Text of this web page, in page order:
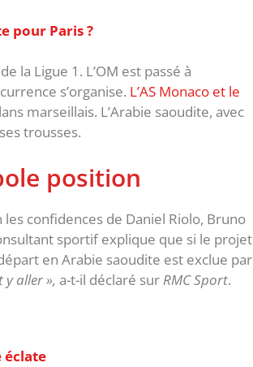
pour Paris ?
la Ligue 1. L’OM est passé à
s’organise. L’AS Monaco et le
marseillais. L’Arabie saoudite, avec
trousses.
position
confidences de Daniel Riolo, Bruno
sportif explique que si le projet
en Arabie saoudite est exclue par
y aller », a-t-il déclaré sur RMC Sport.
éclate